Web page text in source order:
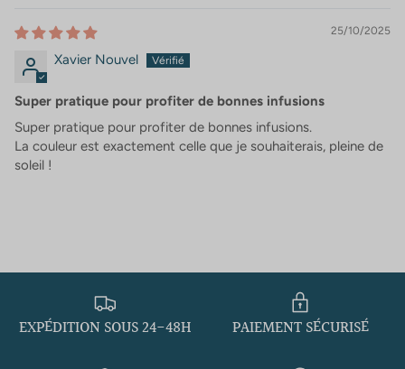
25/10/2025
Xavier Nouvel
Super pratique pour profiter de bonnes infusions
Super pratique pour profiter de bonnes infusions.
La couleur est exactement celle que je souhaiterais, pleine de
soleil !
EXPÉDITION SOUS 24-48H PAIEMENT SÉCURISÉ